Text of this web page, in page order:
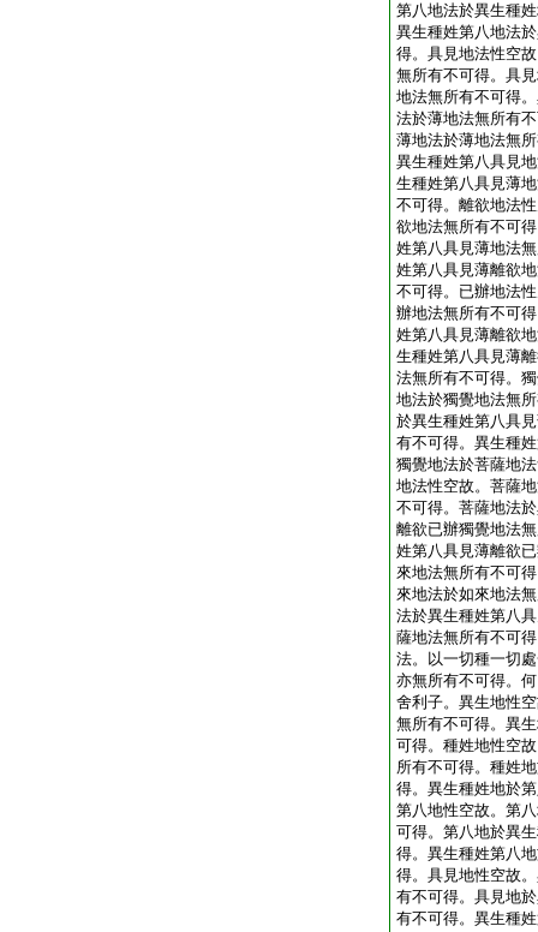
第八地法於異生種
異生種姓第八地法
得。具見地法性空
無所有不可得。具
地法無所有不可得
法於薄地法無所有
薄地法於薄地法無
異生種姓第八具見
生種姓第八具見薄
不可得。離欲地法
欲地法無所有不可
姓第八具見薄地法
姓第八具見薄離欲
不可得。已辦地法
辦地法無所有不可
姓第八具見薄離欲
生種姓第八具見薄
法無所有不可得。
地法於獨覺地法無
於異生種姓第八具
有不可得。異生種
獨覺地法於菩薩地
地法性空故。菩薩
不可得。菩薩地法
離欲已辦獨覺地法
姓第八具見薄離欲
來地法無所有不可
來地法於如來地法
法於異生種姓第八
薩地法無所有不可
法。以一切種一切
亦無所有不可得。
舍利子。異生地性
無所有不可得。異
可得。種姓地性空
所有不可得。種姓
得。異生種姓地於
第八地性空故。第
可得。第八地於異
得。異生種姓第八
得。具見地性空故
有不可得。具見地
有不可得。異生種